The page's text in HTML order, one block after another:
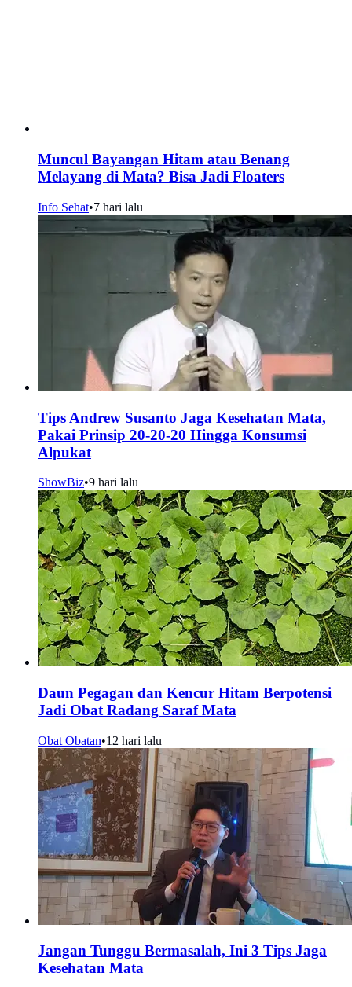
Muncul Bayangan Hitam atau Benang
Melayang di Mata? Bisa Jadi Floaters
Info Sehat•7 hari lalu
Tips Andrew Susanto Jaga Kesehatan Mata,
Pakai Prinsip 20-20-20 Hingga Konsumsi
Alpukat
ShowBiz•9 hari lalu
Daun Pegagan dan Kencur Hitam Berpotensi
Jadi Obat Radang Saraf Mata
Obat Obatan•12 hari lalu
Jangan Tunggu Bermasalah, Ini 3 Tips Jaga
Kesehatan Mata